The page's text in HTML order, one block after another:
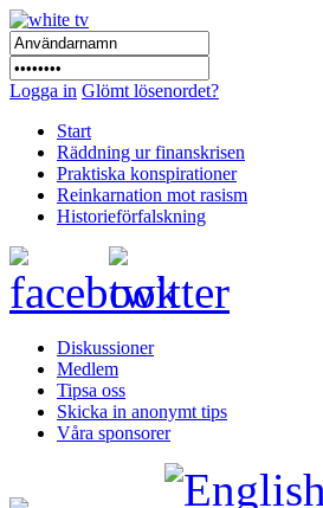
Logga in Glömt lösenordet?
Start
Räddning ur finanskrisen
Praktiska konspirationer
Reinkarnation mot rasism
Historieförfalskning
Diskussioner
Medlem
Tipsa oss
Skicka in anonymt tips
Våra sponsorer